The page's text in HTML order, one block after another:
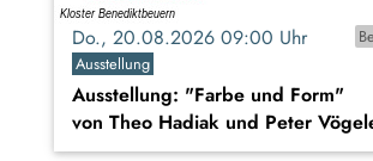
Do., 20.08.2026 09:00 Uhr
Ausstellung
Ausstellung: "Farbe und Form"
von Theo Hadiak und Peter